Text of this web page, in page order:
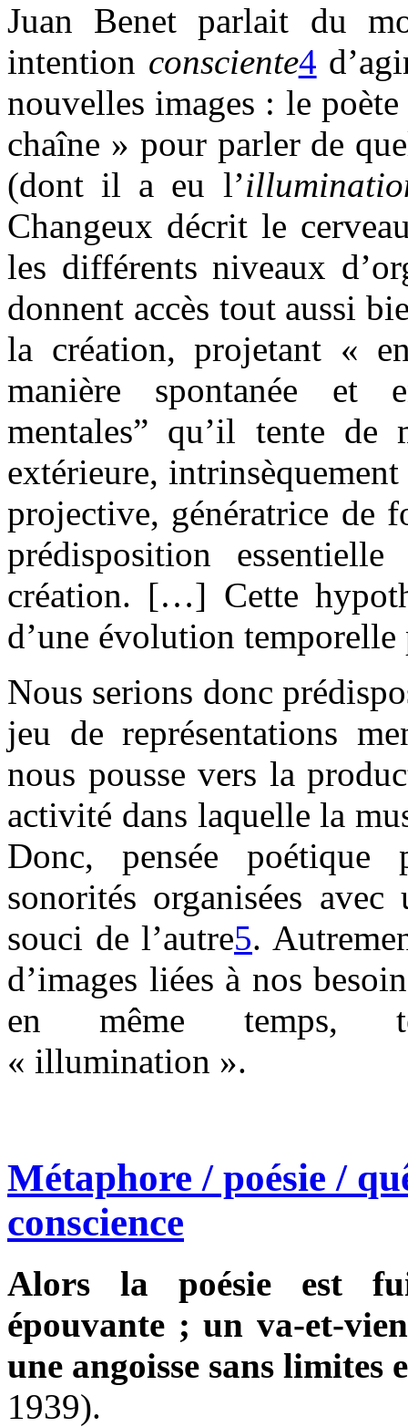
Juan Benet parlait du
intention consciente4
nouvelles images : le
chaîne » pour parler de
(dont il a eu l’
Changeux décrit le
les différents niveaux
donnent accès tout aussi
la création, projetant «
manière spontanée et
mentales” qu’il tente de
extérieure,
projective, génératrice de
prédisposition
création. […] Cette
d’une évolution
Nous serions donc
jeu de représentations
nous pousse vers la
activité dans laquelle la
Donc, pensée
sonorités organisées
souci de l’autre5.
d’images liées à nos
en même temps,
« illumination ».
Métaphore / poésie /
conscience
Alors la poésie est
épouvante ; un va-et-
une angoisse sans limites
1939).